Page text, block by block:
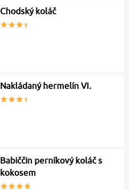
Chodský koláč
Nakládaný hermelín VI.
Babiččin perníkový koláč s
kokosem